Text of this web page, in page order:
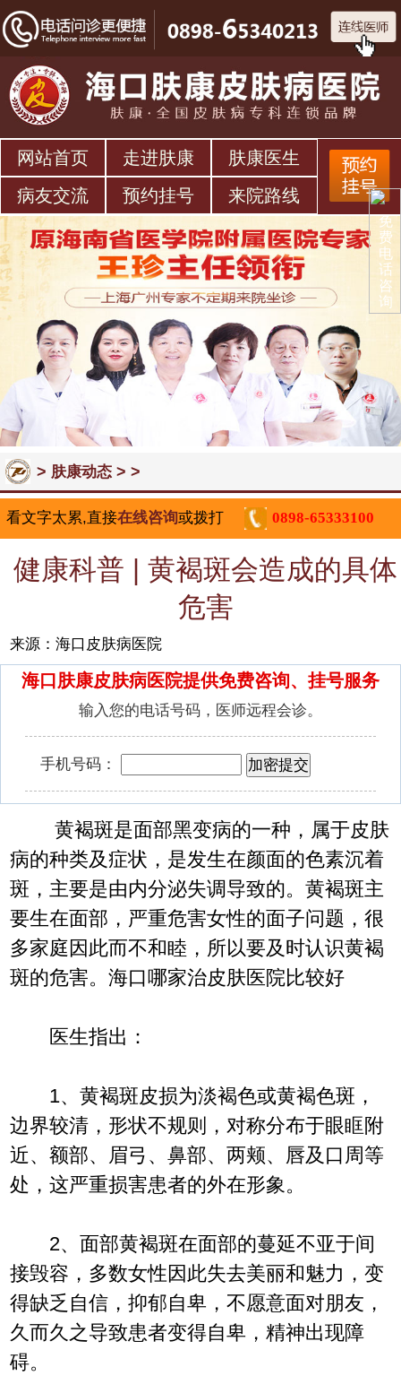
网站首页 走进肤康
肤康医生
病友交流
预约挂号 来院路线
> 肤康动态> >
看文字太累,直接在线咨询或拨打 0898-65333100
健康科普 | 黄褐斑会造成的具体
危害
来源：海口皮肤病医院
海口肤康皮肤病医院提供免费咨询、挂号服务
输入您的电话号码，医师远程会诊。
手机号码：
黄褐斑是面部黑变病的一种，属于皮肤
病的种类及症状，是发生在颜面的色素沉着
斑，主要是由内分泌失调导致的。黄褐斑主
要生在面部，严重危害女性的面子问题，很
多家庭因此而不和睦，所以要及时认识黄褐
斑的危害。海口哪家治皮肤医院比较好
医生指出：
1、黄褐斑皮损为淡褐色或黄褐色斑，
边界较清，形状不规则，对称分布于眼眶附
近、额部、眉弓、鼻部、两颊、唇及口周等
处，这严重损害患者的外在形象。
2、面部黄褐斑在面部的蔓延不亚于间
接毁容，多数女性因此失去美丽和魅力，变
得缺乏自信，抑郁自卑，不愿意面对朋友，
久而久之导致患者变得自卑，精神出现障
碍。
免
费
电
话
咨
询